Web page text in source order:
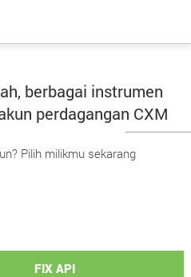
berbagai instrumen
perdagangan CXM
Pilih milikmu sekarang
FIX API